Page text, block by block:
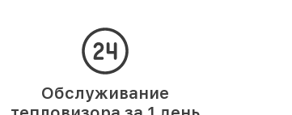
Обслуживание